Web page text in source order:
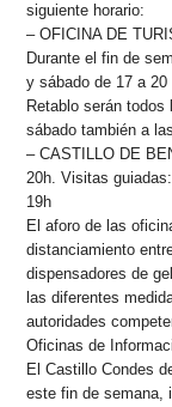
siguiente horario:
– OFICINA DE
Durante el fin de
y sábado de 17 a
Retablo serán
sábado también a
– CASTILLO DE
20h. Visitas
19h
El aforo de las
distanciamiento
dispensadores de
las diferentes
autoridades
Oficinas de
El Castillo Condes
este fin de semana,